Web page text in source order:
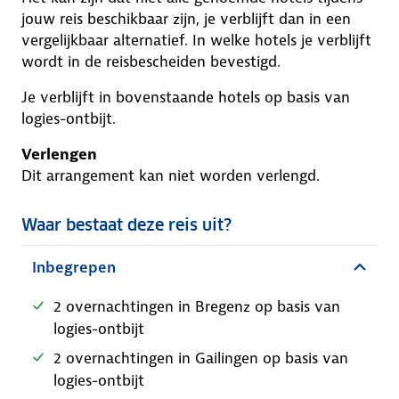
jouw reis beschikbaar zijn, je verblijft dan in een
vergelijkbaar alternatief. In welke hotels je verblijft
wordt in de reisbescheiden bevestigd.
Je verblijft in bovenstaande hotels op basis van
logies-ontbijt.
Verlengen
Dit arrangement kan niet worden verlengd.
Waar bestaat deze reis uit?
Inbegrepen
2 overnachtingen in Bregenz op basis van
logies-ontbijt
2 overnachtingen in Gailingen op basis van
logies-ontbijt